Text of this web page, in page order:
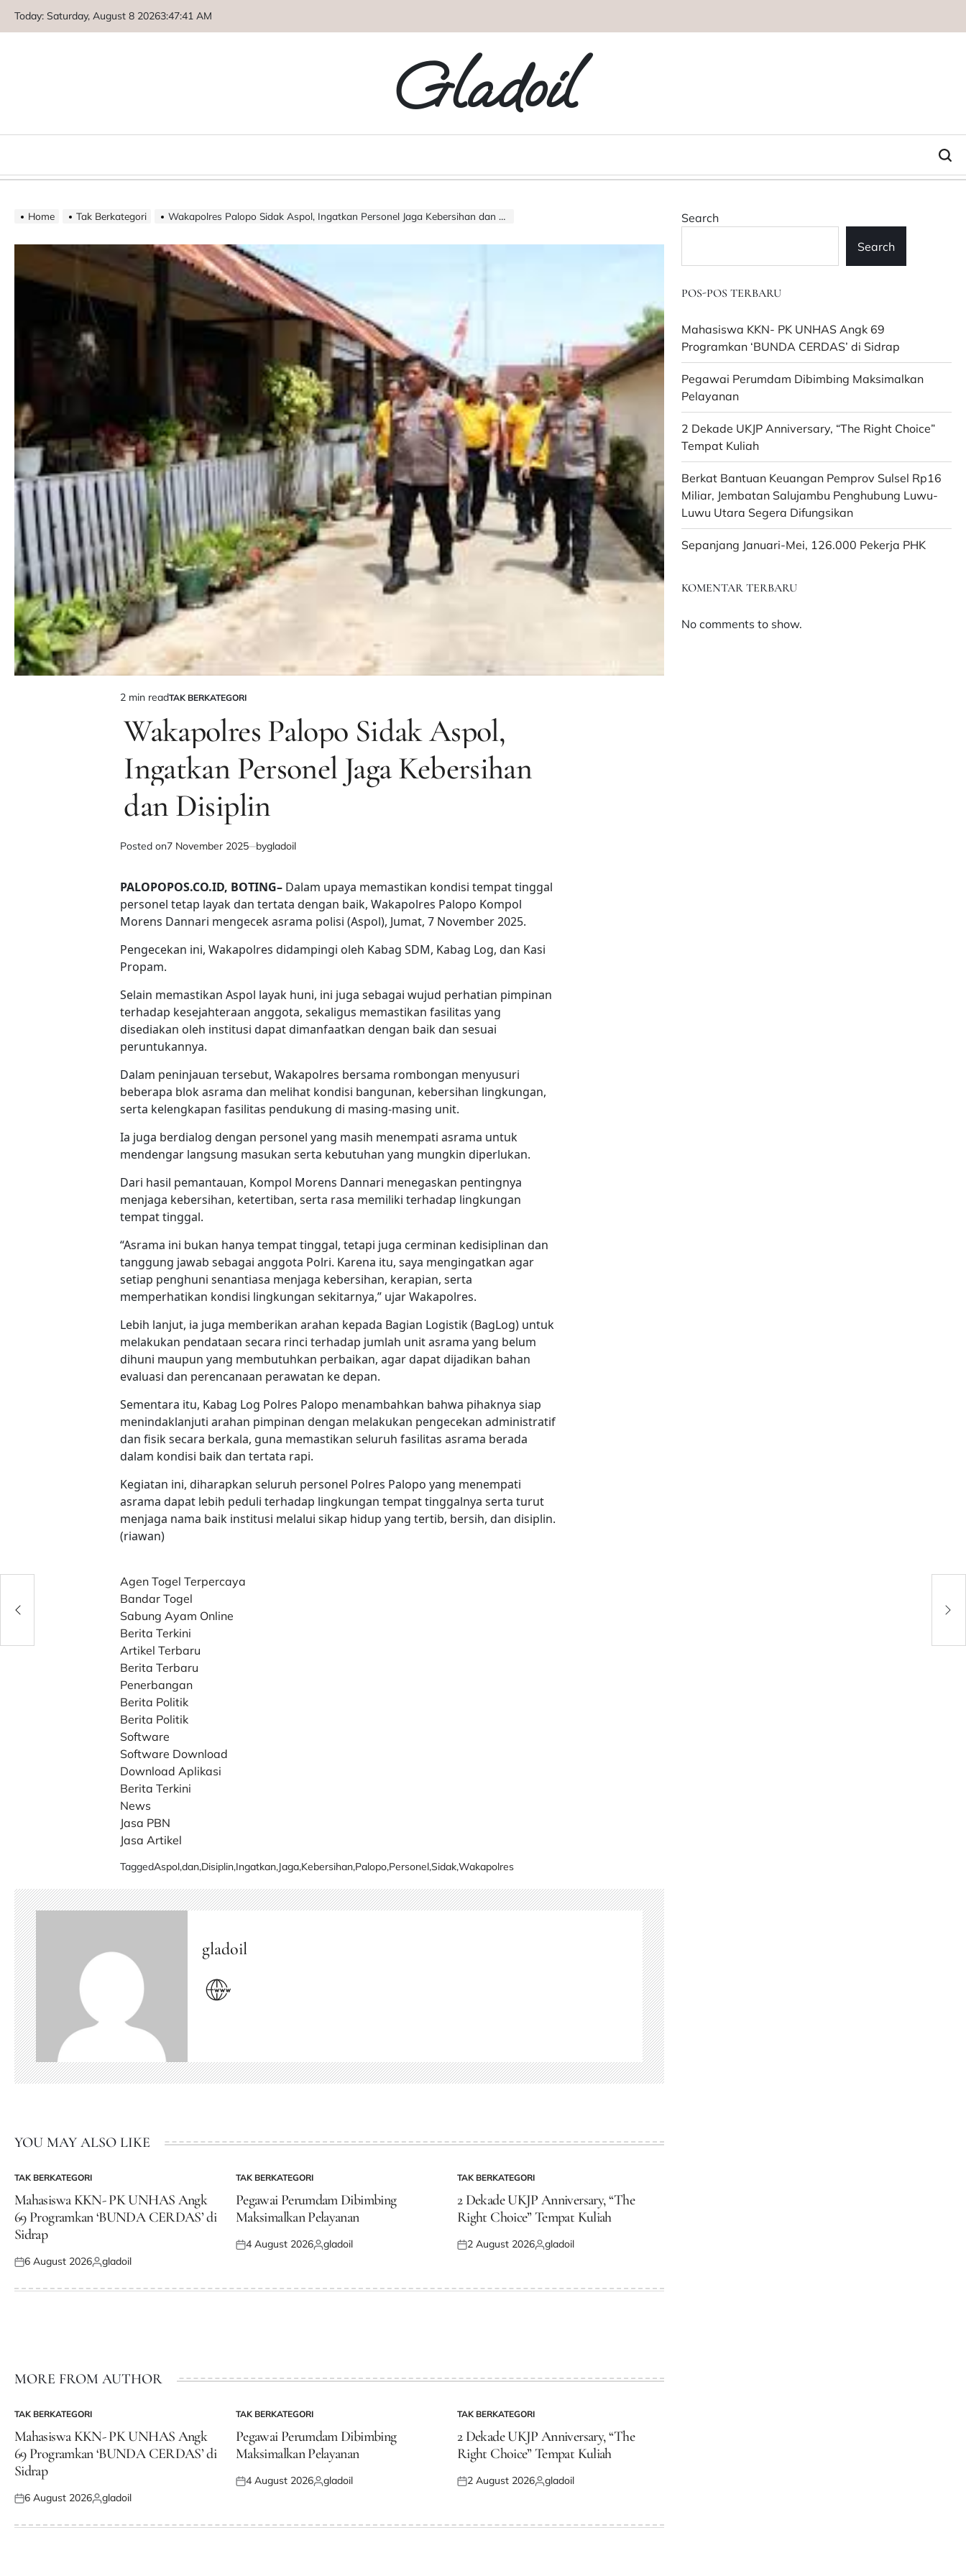
Today: Saturday, August 8 20263:47:43 AM
Gladoil
Home Tak Berkategori Wakapolres Palopo Sidak Aspol, Ingatkan Personel Jaga Kebersihan dan Disiplin
Estimated
read
time
2 min readPOSTED
TAK BERKATEGORI
Wakapolres Palopo Sidak Aspol,
Ingatkan Personel Jaga Kebersihan
dan Disiplin
Posted on7 November 2025 bygladoil
PALOPOPOS.CO.ID, BOTING– Dalam upaya memastikan kondisi tempat tinggal
personel tetap layak dan tertata dengan baik, Wakapolres Palopo Kompol
Morens Dannari mengecek asrama polisi (Aspol), Jumat, 7 November 2025.
Pengecekan ini, Wakapolres didampingi oleh Kabag SDM, Kabag Log, dan Kasi
Propam.
Selain memastikan Aspol layak huni, ini juga sebagai wujud perhatian pimpinan
terhadap kesejahteraan anggota, sekaligus memastikan fasilitas yang
disediakan oleh institusi dapat dimanfaatkan dengan baik dan sesuai
peruntukannya.
Dalam peninjauan tersebut, Wakapolres bersama rombongan menyusuri
beberapa blok asrama dan melihat kondisi bangunan, kebersihan lingkungan,
serta kelengkapan fasilitas pendukung di masing-masing unit.
Ia juga berdialog dengan personel yang masih menempati asrama untuk
mendengar langsung masukan serta kebutuhan yang mungkin diperlukan.
Dari hasil pemantauan, Kompol Morens Dannari menegaskan pentingnya
menjaga kebersihan, ketertiban, serta rasa memiliki terhadap lingkungan
tempat tinggal.
“Asrama ini bukan hanya tempat tinggal, tetapi juga cerminan kedisiplinan dan
tanggung jawab sebagai anggota Polri. Karena itu, saya mengingatkan agar
setiap penghuni senantiasa menjaga kebersihan, kerapian, serta
memperhatikan kondisi lingkungan sekitarnya,” ujar Wakapolres.
Lebih lanjut, ia juga memberikan arahan kepada Bagian Logistik (BagLog) untuk
melakukan pendataan secara rinci terhadap jumlah unit asrama yang belum
dihuni maupun yang membutuhkan perbaikan, agar dapat dijadikan bahan
evaluasi dan perencanaan perawatan ke depan.
Sementara itu, Kabag Log Polres Palopo menambahkan bahwa pihaknya siap
menindaklanjuti arahan pimpinan dengan melakukan pengecekan administratif
dan fisik secara berkala, guna memastikan seluruh fasilitas asrama berada
dalam kondisi baik dan tertata rapi.
Kegiatan ini, diharapkan seluruh personel Polres Palopo yang menempati
asrama dapat lebih peduli terhadap lingkungan tempat tinggalnya serta turut
menjaga nama baik institusi melalui sikap hidup yang tertib, bersih, dan disiplin.
(riawan)
Agen Togel Terpercaya
Bandar Togel
Sabung Ayam Online
Berita Terkini
Artikel Terbaru
Berita Terbaru
Penerbangan
Berita Politik
Berita Politik
Software
Software Download
Download Aplikasi
Berita Terkini
News
Jasa PBN
Jasa Artikel
TaggedAspol,dan,Disiplin,Ingatkan,Jaga,Kebersihan,Palopo,Personel,Sidak,Wakapolres
gladoil
YOU MAY ALSO LIKE
POSTED
IN
TAK BERKATEGORI
Mahasiswa KKN- PK UNHAS Angk
69 Programkan ‘BUNDA CERDAS’ di
Sidrap
Posted
6 August 2026Posted
gladoil
POSTED
IN
TAK BERKATEGORI
Pegawai Perumdam Dibimbing
Maksimalkan Pelayanan
Posted
4 August 2026Posted
gladoil
POSTED
TAK BERKATEGORI
2 Dekade UKJP Anniversary, “The
Right Choice” Tempat Kuliah
Posted
2 August 2026Posted
gladoil
MORE FROM AUTHOR
POSTED
IN
TAK BERKATEGORI
Mahasiswa KKN- PK UNHAS Angk
69 Programkan ‘BUNDA CERDAS’ di
Sidrap
Posted
6 August 2026Posted
gladoil
POSTED
IN
TAK BERKATEGORI
Pegawai Perumdam Dibimbing
Maksimalkan Pelayanan
Posted
4 August 2026Posted
gladoil
POSTED
TAK BERKATEGORI
2 Dekade UKJP Anniversary, “The
Right Choice” Tempat Kuliah
Posted
2 August 2026Posted
gladoil
Di
Search
Search
POS-POS TERBARU
Mahasiswa KKN- PK UNHAS Angk 69
Programkan ‘BUNDA CERDAS’ di Sidrap
Pegawai Perumdam Dibimbing Maksimalkan
Pelayanan
2 Dekade UKJP Anniversary, “The Right Choice”
Tempat Kuliah
Berkat Bantuan Keuangan Pemprov Sulsel Rp16
Miliar, Jembatan Salujambu Penghubung Luwu-
Luwu Utara Segera Difungsikan
Sepanjang Januari-Mei, 126.000 Pekerja PHK
KOMENTAR TERBARU
No comments to show.